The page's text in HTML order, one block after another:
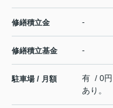
修繕積立金 -
修繕積立基金 -
駐車場 / 月額
有 / 0円
あり。